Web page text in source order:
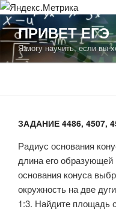
Перейти
содержимому
ПРИВЕТ ЕГЭ
Я могу научить, если вы
ЗАДАНИЕ 4486, 4507,
Радиус основания
длина его
основания конуса
окружность на две
1:3. Найдите площадь